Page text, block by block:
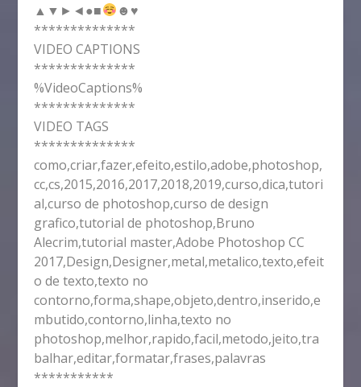
▲▼►◄●■ ☻ ♥
**************
VIDEO CAPTIONS
**************
%VideoCaptions%
**************
VIDEO TAGS
**************
como,criar,fazer,efeito,estilo,adobe,photoshop,
cc,cs,2015,2016,2017,2018,2019,curso,dica,tutori
al,curso de photoshop,curso de design
grafico,tutorial de photoshop,Bruno
Alecrim,tutorial master,Adobe Photoshop CC
2017,Design,Designer,metal,metalico,texto,efeit
o de texto,texto no
contorno,forma,shape,objeto,dentro,inserido,e
mbutido,contorno,linha,texto no
photoshop,melhor,rapido,facil,metodo,jeito,tra
balhar,editar,formatar,frases,palavras
***********